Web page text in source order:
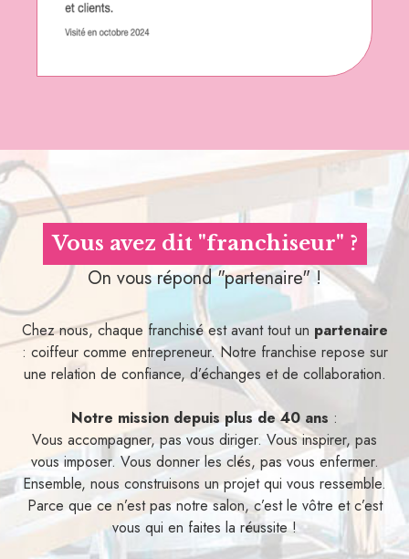
Vous avez dit "franchiseur" ?
On vous répond "partenaire" !
Chez nous, chaque franchisé est avant tout un partenaire
: coiffeur comme entrepreneur. Notre franchise repose sur
une relation de confiance, d’échanges et de collaboration.
Notre mission depuis plus de 40 ans :
Vous accompagner, pas vous diriger. Vous inspirer, pas
vous imposer. Vous donner les clés, pas vous enfermer.
Ensemble, nous construisons un projet qui vous ressemble.
Parce que ce n’est pas notre salon, c’est le vôtre et c’est
vous qui en faites la réussite !